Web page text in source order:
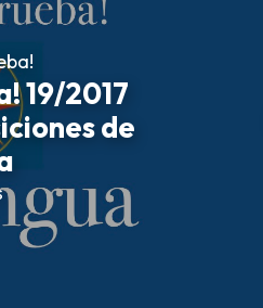
19/2017
de